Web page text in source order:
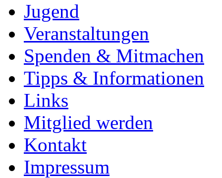
Jugend
Veranstaltungen
Spenden & Mitmachen
Tipps & Informationen
Links
Mitglied werden
Kontakt
Impressum